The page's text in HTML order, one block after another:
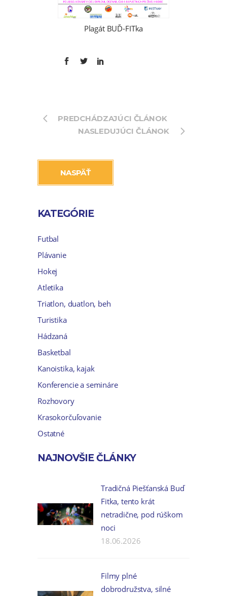
Plagát BUĎ-FITka
PREDCHÁDZAJÚCI ČLÁNOK
NASLEDUJÚCI ČLÁNOK
NASPÄŤ
KATEGÓRIE
Futbal
Plávanie
Hokej
Atletika
Triatlon, duatlon, beh
Turistika
Hádzaná
Basketbal
Kanoistika, kajak
Konferencie a semináre
Rozhovory
Krasokorčuľovanie
Ostatné
NAJNOVŠIE ČLÁNKY
Tradičná Piešťanská Buď
Fitka, tento krát
netradične, pod rúškom
noci
18.06.2026
Filmy plné
dobrodružstva, silné